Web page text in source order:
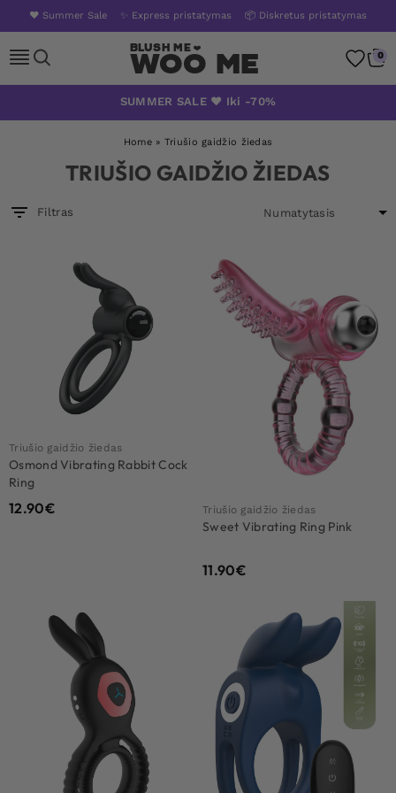
❤️ Summer Sale ✨ Express pristatymas 📦 Diskretus pristatymas
Woo Me 0
SUMMER SALE ❤️ Iki -70%
Home» Triušio gaidžio žiedas
TRIUŠIO GAIDŽIO ŽIEDAS
Filtras
Triušio gaidžio žiedas
Osmond Vibrating Rabbit Cock
Ring
12.90€ Triušio gaidžio žiedas
Sweet Vibrating Ring Pink
11.90€